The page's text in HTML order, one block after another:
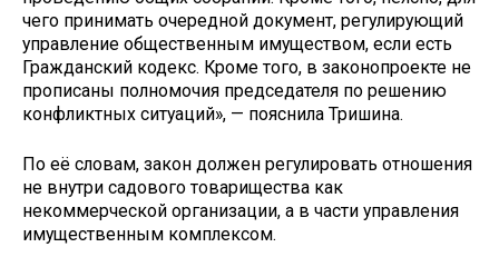
чего принимать очередной документ, регулирующий
управление общественным имуществом, если есть
Гражданский кодекс. Кроме того, в законопроекте не
прописаны полномочия председателя по решению
конфликтных ситуаций», — пояснила Тришина.
По её словам, закон должен регулировать отношения
не внутри садового товарищества как
некоммерческой организации, а в части управления
имущественным комплексом.